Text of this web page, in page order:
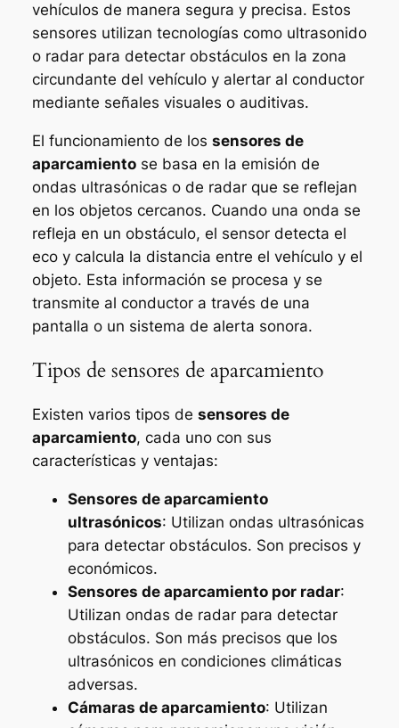
vehículos de manera segura y precisa. Estos
sensores utilizan tecnologías como ultrasonido
o radar para detectar obstáculos en la zona
circundante del vehículo y alertar al conductor
mediante señales visuales o auditivas.
El funcionamiento de los sensores de
aparcamientose basa en la emisión de
ondas ultrasónicas o de radar que se reflejan
en los objetos cercanos. Cuando una onda se
refleja en un obstáculo, el sensor detecta el
eco y calcula la distancia entre el vehículo y el
objeto. Esta información se procesa y se
transmite al conductor a través de una
pantalla o un sistema de alerta sonora.
Tipos de sensores de aparcamiento
Existen varios tipos de sensores de
aparcamiento, cada uno con sus
características y ventajas:
Sensores de aparcamiento
ultrasónicos: Utilizan ondas ultrasónicas
para detectar obstáculos. Son precisos y
económicos.
Sensores de aparcamiento por radar:
Utilizan ondas de radar para detectar
obstáculos. Son más precisos que los
ultrasónicos en condiciones climáticas
adversas.
Cámaras de aparcamiento: Utilizan